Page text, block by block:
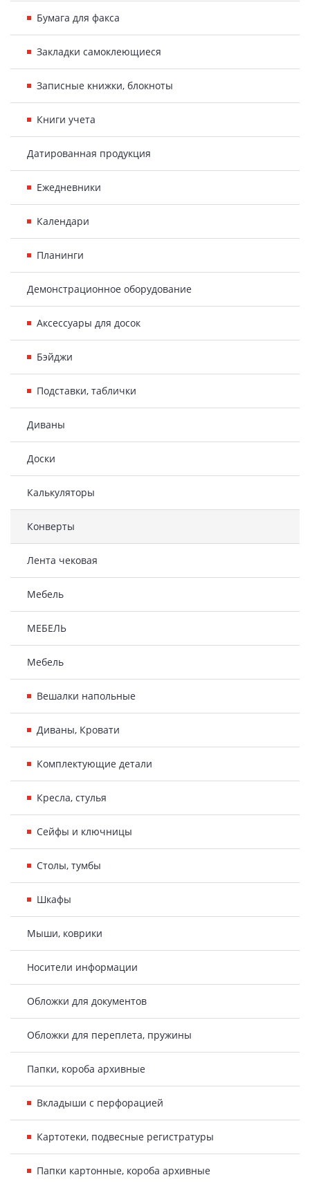
Бумага для факса
Закладки самоклеющиеся
Записные книжки, блокноты
Книги учета
Датированная продукция
Ежедневники
Календари
Планинги
Демонстрационное оборудование
Аксессуары для досок
Бэйджи
Подставки, таблички
Диваны
Доски
Калькуляторы
Конверты
Лента чековая
Мебель
МЕБЕЛЬ
Мебель
Вешалки напольные
Диваны, Кровати
Комплектующие детали
Кресла, стулья
Сейфы и ключницы
Столы, тумбы
Шкафы
Мыши, коврики
Носители информации
Обложки для документов
Обложки для переплета, пружины
Папки, короба архивные
Вкладыши с перфорацией
Картотеки, подвесные регистратуры
Папки картонные, короба архивные